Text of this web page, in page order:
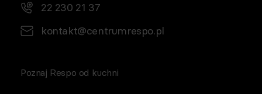
22 230 21 37
kontakt@centrumrespo.pl
Poznaj Respo od kuchni